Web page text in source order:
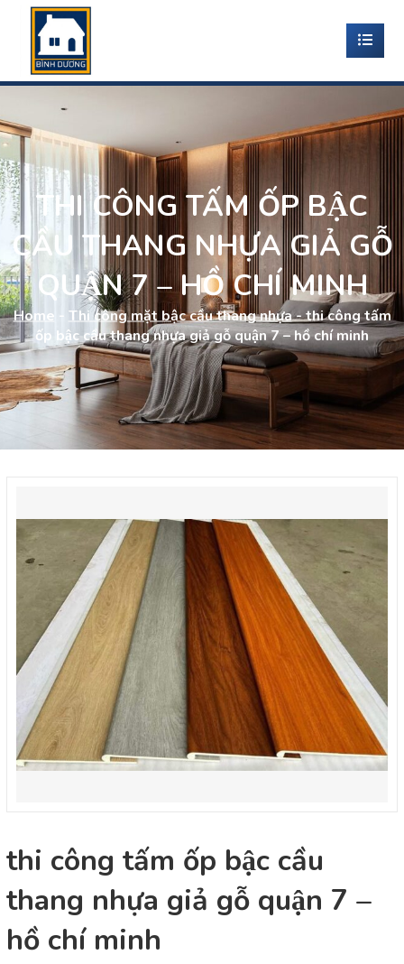
THI CÔNG TẤM ỐP BẬC
CẦU THANG NHỰA GIẢ GỖ
QUẬN 7 – HỒ CHÍ MINH
Home - Thi công mặt bậc cầu thang nhựa-thi công tấm
ốp bậc cầu thang nhựa giả gỗ quận 7 – hồ chí minh
thi công tấm ốp bậc cầu
thang nhựa giả gỗ quận 7 –
hồ chí minh